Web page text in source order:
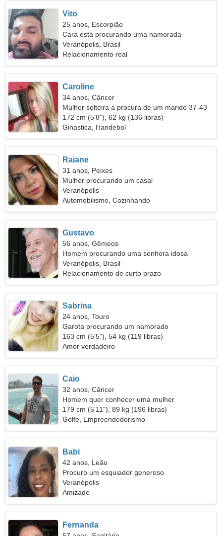
Vito
25 anos, Escorpião
Cara está procurando uma namorada
Veranópolis, Brasil
Relacionamento real
Caroline
34 anos, Câncer
Mulher solteira a procura de um marido 37-43
172 cm (5'8"), 62 kg (136 libras)
Ginástica, Handebol
Raiane
31 anos, Peixes
Mulher procurando um casal
Veranópolis
Automobilismo, Cozinhando
Gustavo
56 anos, Gêmeos
Homem procurando uma senhora idosa
Veranópolis, Brasil
Relacionamento de curto prazo
Sabrina
24 anos, Touro
Garota procurando um namorado
163 cm (5'5"), 54 kg (119 libras)
Amor verdadeiro
Caio
32 anos, Câncer
Homem quer conhecer uma mulher
179 cm (5'11"), 89 kg (196 libras)
Golfe, Empreendedorismo
Babi
42 anos, Leão
Procuro um esquiador generoso
Veranópolis
Amizade
Fernanda